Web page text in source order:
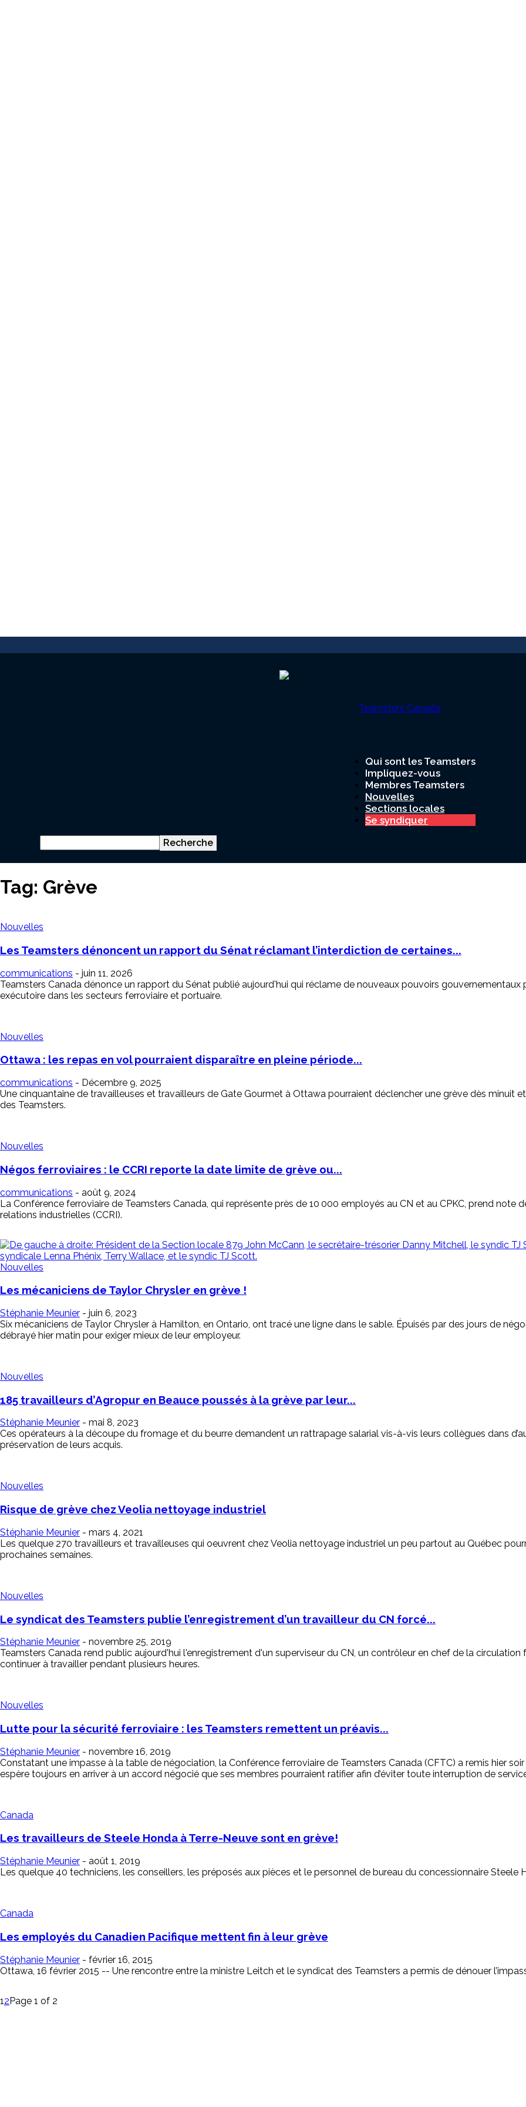
Teamsters
Qui sont les Teamsters
Impliquez-vous
Membres Teamsters
Nouvelles
Sections locales
Se syndiquer
Tag: Grève
Nouvelles
Les Teamsters dénoncent un rapport du Sénat réclamant l’interdiction de certaines...
communications - juin 11, 2026
Teamsters Canada dénonce un rapport du Sénat publié aujourd'hui qui réclame de nouveaux pouvoirs
exécutoire dans les secteurs ferroviaire et portuaire.
Nouvelles
Ottawa : les repas en vol pourraient disparaître en pleine période...
communications - Décembre 9, 2025
Une cinquantaine de travailleuses et travailleurs de Gate Gourmet à Ottawa pourraient déclencher une grève dès minuit
des Teamsters.
Nouvelles
Négos ferroviaires : le CCRI reporte la date limite de grève ou...
communications - août 9, 2024
La Conférence ferroviaire de Teamsters Canada, qui représente près de 10 000 employés au CN et au CPKC, prend note
relations industrielles (CCRI).
Nouvelles
Les mécaniciens de Taylor Chrysler en grève !
Stéphanie Meunier - juin 6, 2023
Six mécaniciens de Taylor Chrysler à Hamilton, en Ontario, ont tracé une ligne dans le sable. Épuisés par des jours de
débrayé hier matin pour exiger mieux de leur employeur.
Nouvelles
185 travailleurs d’Agropur en Beauce poussés à la grève par leur...
Stéphanie Meunier - mai 8, 2023
Ces opérateurs à la découpe du fromage et du beurre demandent un rattrapage salarial vis-à-vis leurs collègues dans
préservation de leurs acquis.
Nouvelles
Risque de grève chez Veolia nettoyage industriel
Stéphanie Meunier - mars 4, 2021
Les quelque 270 travailleurs et travailleuses qui oeuvrent chez Veolia nettoyage industriel un peu partout au Québec
prochaines semaines.
Nouvelles
Le syndicat des Teamsters publie l’enregistrement d’un travailleur du CN forcé...
Stéphanie Meunier - novembre 25, 2019
Teamsters Canada rend public aujourd'hui l'enregistrement d'un superviseur du CN, un contrôleur en chef de la
continuer à travailler pendant plusieurs heures.
Nouvelles
Lutte pour la sécurité ferroviaire : les Teamsters remettent un préavis...
Stéphanie Meunier - novembre 16, 2019
Constatant une impasse à la table de négociation, la Conférence ferroviaire de Teamsters Canada (CFTC) a remis hier
espère toujours en arriver à un accord négocié que ses membres pourraient ratifier afin d’éviter toute interruption de
Canada
Les travailleurs de Steele Honda à Terre-Neuve sont en grève!
Stéphanie Meunier - août 1, 2019
Les quelque 40 techniciens, les conseillers, les préposés aux pièces et le personnel de bureau du concessionnaire Steele
Canada
Les employés du Canadien Pacifique mettent fin à leur grève
Stéphanie Meunier - février 16, 2015
Ottawa, 16 février 2015 -- Une rencontre entre la ministre Leitch et le syndicat des Teamsters a permis de dénouer
1 2Page 1 of 2